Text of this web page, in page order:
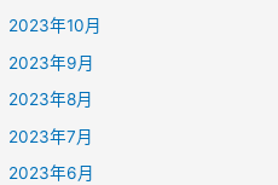
2023年10月
2023年9月
2023年8月
2023年7月
2023年6月